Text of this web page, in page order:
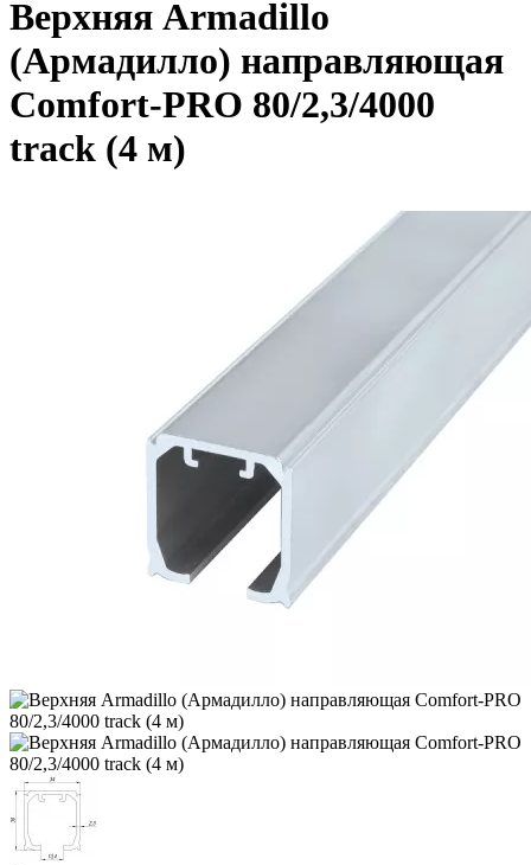
Верхняя Armadillo
(Армадилло) направляющая
Comfort-PRO 80/2,3/4000
track (4 м)